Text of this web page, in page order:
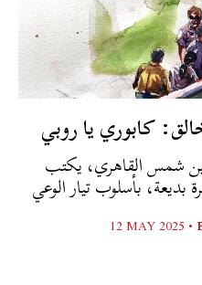
كابوري يا روبي
شمس القاهري، يكتب
12 MAY 2025 •